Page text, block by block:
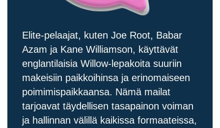
Elite-pelaajat, kuten Joe Root, Babar
Azam ja Kane Williamson, käyttävät
englantilaisia Willow-lepakoita suuriin
makeisiin paikkoihinsa ja erinomaiseen
poimimispaikkaansa. Nämä mailat
tarjoavat täydellisen tasapainon voiman
ja hallinnan välillä kaikissa formaateissa,